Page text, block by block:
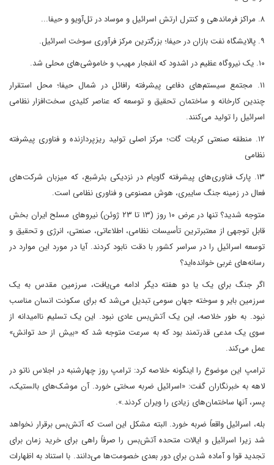
۸. مراکز فرماندهی و کنترل ارتش اسرائیل و موساد در تل‌آویو و حیفا...
۹. پالایشگاه نفت بازان در حیفا؛ بزرگترین مرکز فرآوری سوخت اسرائیل.
۱۰. یک نیروگاه عظیم در اشدود که انفجار مهیب و خاموشی‌های محلی شد.
۱۱. مجتمع سیستم‌های دفاعی پیشرفته رافائل در شمال حیفا؛ محل استقرار
چندین کارخانه و ساختمان تحقیق و توسعه که عناصر کلیدی سخت‌افزار نظامی
اسرائیل را تولید می‌کنند.
۱۲. منطقه صنعتی کریات گات؛ مرکز اصلی تولید ریزپردازنده و فناوری پیشرفته
نظامی
۱۳. پارک فناوری‌های پیشرفته گاویام در نزدیکی بئرشبع، که میزبان شرکت‌های
فعال در زمینه جنگ سایبری، هوش مصنوعی و فناوری نظامی است.
متوجه شدید؟ تنها در عرض ۱۰ روز (۱۳ تا ۲۳ ژوئن) نیروهای مسلح ایران بخش
قابل توجهی از معتبرترین تأسیسات نظامی، اطلاعاتی، صنعتی، انرژی و تحقیق و
توسعه اسرائیل را در سراسر کشور با دقت نابود کردند. آیا در مورد این موارد در
رسانه‌های غربی خوانده‌اید؟
اگر جنگ برای یک یا دو هفته دیگر ادامه می‌یافت، سرزمین مقدس به یک
سرزمین بایر و سوخته جهان سومی تبدیل می‌شد که برای سکونت انسان مناسب
نبود. به طور خلاصه، این یک آتش‌بس عادی نبود. این یک تسلیم ناامیدانه از
سوی یک مدعی قدرتمند بود که به سرعت متوجه شد که «بیش از حد توانش»
عمل می‌کند.
ترامپ این موضوع را اینگونه خلاصه کرد: ترامپ روز چهارشنبه در اجلاس ناتو در
لاهه به خبرنگاران گفت: «اسرائیل ضربه سختی خورد. آن موشک‌های بالستیک،
پسر، آنها ساختمان‌های زیادی را ویران کردند.».
بله، اسرائیل واقعاً ضربه خورد. البته مشکل این است که آتش‌بس برقرار نخواهد
شد زیرا اسرائیل و ایالات متحده آتش‌بس را صرفاً راهی برای خرید زمان برای
تجدید قوا و آماده شدن برای دور بعدی خصومت‌ها می‌دانند. با استناد به اظهارات